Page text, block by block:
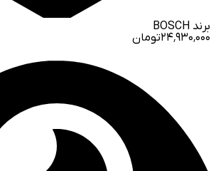
برند BOSCH
۲۴٬۹۳۰٬۰۰۰تومان